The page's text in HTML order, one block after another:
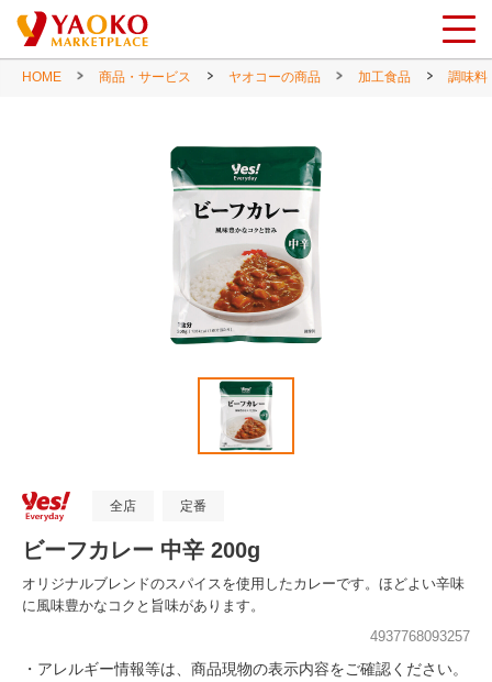
HOME 商品・サービス ヤオコーの商品 加工食品 調味料
全店 定番
ビーフカレー 中辛 200g
オリジナルブレンドのスパイスを使用したカレーです。ほどよい辛味
に風味豊かなコクと旨味があります。
4937768093257
・アレルギー情報等は、商品現物の表示内容をご確認ください。